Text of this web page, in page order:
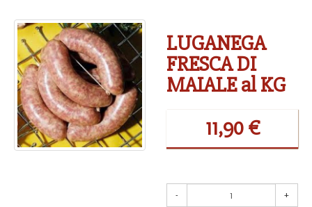
LUGANEGA
FRESCA DI
MAIALE al KG
11,90 €
- +